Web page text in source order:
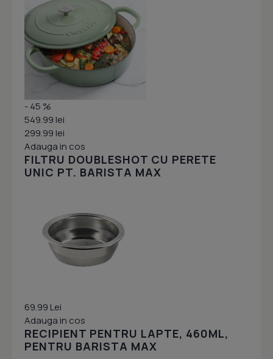
- 45 %
549.99 lei
299.99 lei
Adauga in cos
FILTRU DOUBLESHOT CU PERETE
UNIC PT. BARISTA MAX
69.99 Lei
Adauga in cos
RECIPIENT PENTRU LAPTE, 460ML,
PENTRU BARISTA MAX